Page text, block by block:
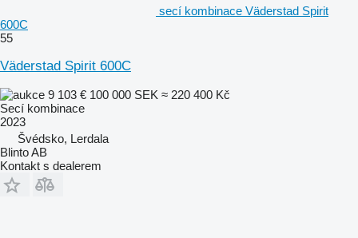
secí kombinace Väderstad Spirit
600C
55
Väderstad Spirit 600C
9 103 € 100 000 SEK ≈ 220 400 Kč
Secí kombinace
2023
Švédsko, Lerdala
Blinto AB
Kontakt s dealerem